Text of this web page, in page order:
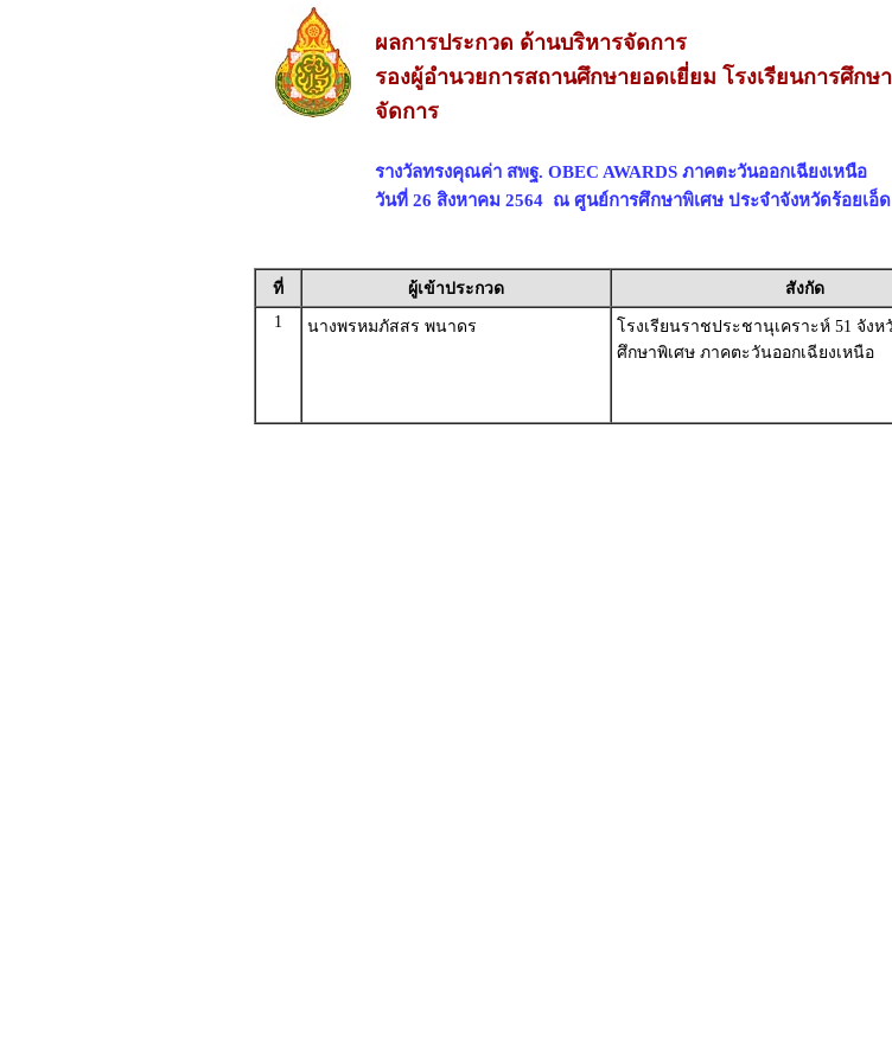
ผลการประกวด ด้านบริหารจัดการ
รองผู้อำนวยการสถานศึกษายอดเยี่ยม โรงเรียนการศึกษ
จัดการ
รางวัลทรงคุณค่า สพฐ. OBEC AWARDS ภาคตะวันออกเฉียงเหนือ
วันที่ 26 สิงหาคม 2564 ณ ศูนย์การศึกษาพิเศษ ประจำจังหวัดร้อยเอ็ด
ที่ ผู้เข้าประกวด สังกัด
1
นางพรหมภัสสร พนาดร
โรงเรียนราชประชานุเคราะห์ 51 จังห
ศึกษาพิเศษ ภาคตะวันออกเฉียงเหนือ